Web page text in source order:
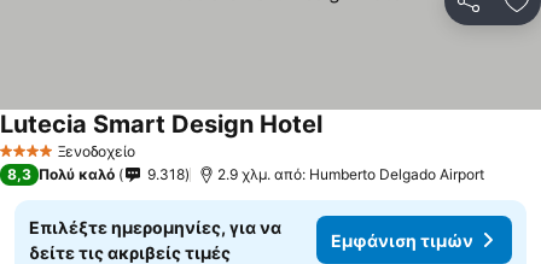
4 ΑστέριαΞενοδοχείο
Lutecia Smart Design HotelΕμφάνιση τιμών
8,3 Πολύ καλό 9.318 2.9 χλμ. από: Humberto Delgado Airport
Επιλέξτε ημερομηνίες, για να
δείτε τις ακριβείς τιμές
Εμφάνιση τιμών